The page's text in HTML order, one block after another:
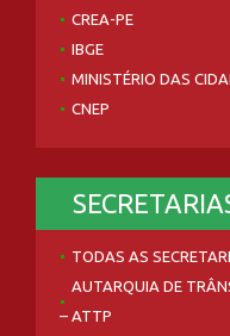
CREA-PE
IBGE
MINISTÉRIO DAS
CNEP
TODAS AS
AUTARQUIA DE
– ATTP